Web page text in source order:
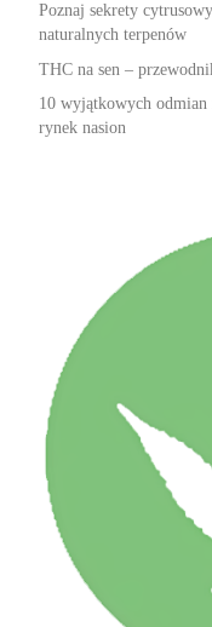
Poznaj sekrety
naturalnych terpenów
THC na sen –
10 wyjątkowych odmian
rynek nasion